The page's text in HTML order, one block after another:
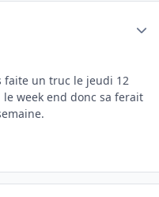
faite un truc le jeudi 12
week end donc sa ferait